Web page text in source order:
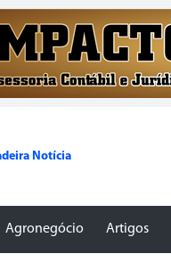
Notícia
Agronegócio Artigos